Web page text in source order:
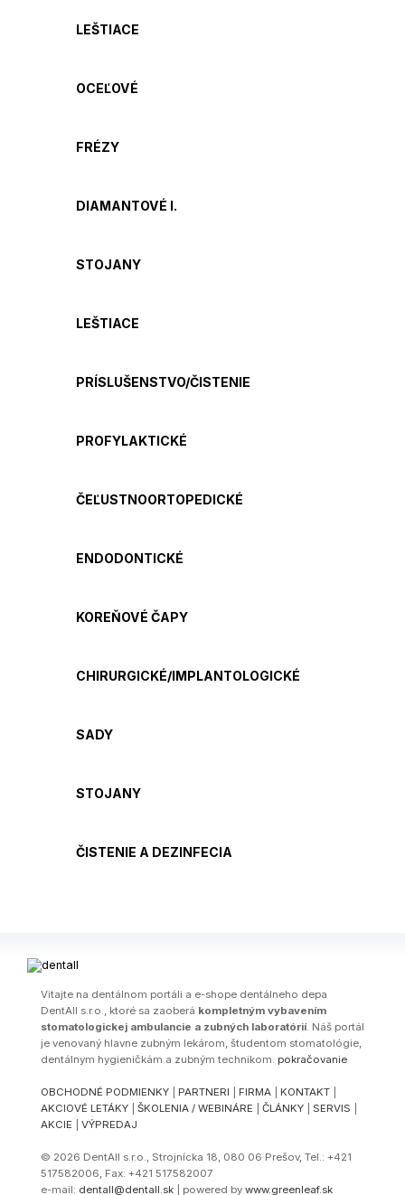
LEŠTIACE
OCEĽOVÉ
FRÉZY
DIAMANTOVÉ I.
STOJANY
LEŠTIACE
PRÍSLUŠENSTVO/ČISTENIE
PROFYLAKTICKÉ
ČEĽUSTNOORTOPEDICKÉ
ENDODONTICKÉ
KOREŇOVÉ ČAPY
CHIRURGICKÉ/IMPLANTOLOGICKÉ
SADY
STOJANY
ČISTENIE A DEZINFECIA
Vitajte na dentálnom portáli a e-shope dentálneho depa
DentAll s.r.o., ktoré sa zaoberá kompletným vybavením
stomatologickej ambulancie a zubných laboratórií. Náš portál
je venovaný hlavne zubným lekárom, študentom stomatológie,
dentálnym hygieničkám a zubným technikom. pokračovanie
OBCHODNÉ PODMIENKY PARTNERI FIRMA KONTAKT
AKCIOVÉ LETÁKY
ŠKOLENIA / WEBINÁRE ČLÁNKY SERVIS
AKCIE
VÝPREDAJ
© 2026 DentAll s.r.o., Strojnícka 18, 080 06 Prešov, Tel.: +421
517582006, Fax: +421 517582007
e-mail: dentall@dentall.sk | powered by www.greenleaf.sk